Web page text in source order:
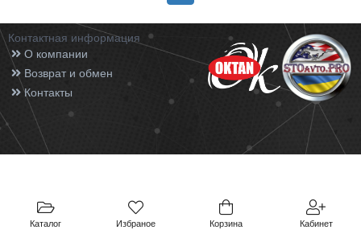
Каталог Избраное Корзина Кабинет
Контактная информация
О компании
Возврат и обмен
Контакты